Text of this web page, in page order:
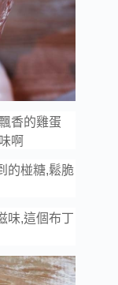
香的雞蛋
啊
的椪糖,鬆脆
味,這個布丁